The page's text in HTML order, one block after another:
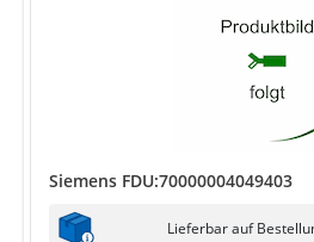
Siemens FDU:70000004049403
Lieferbar auf